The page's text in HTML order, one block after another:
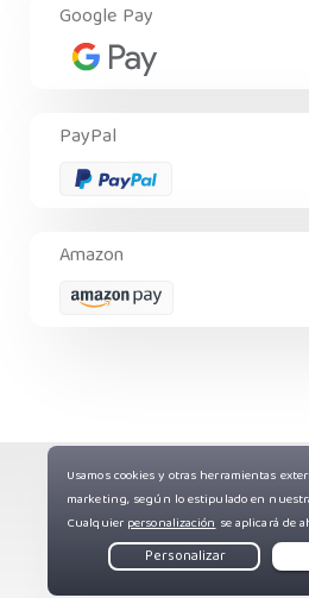
Google Pay
PayPal
Amazon
Derechos de autor © Private
Todos los derechos